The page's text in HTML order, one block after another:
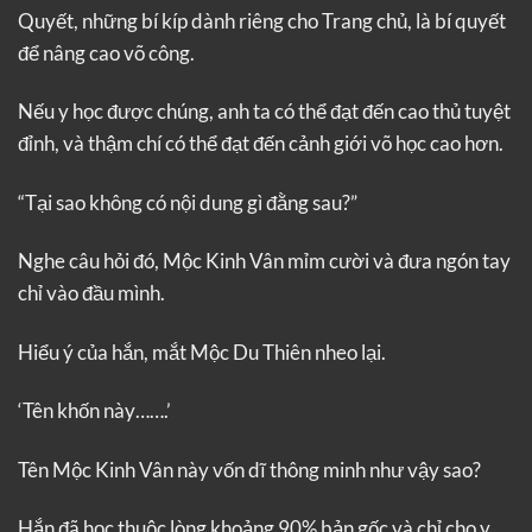
Quyết, những bí kíp dành riêng cho Trang chủ, là bí quyết
để nâng cao võ công.
Nếu y học được chúng, anh ta có thể đạt đến cao thủ tuyệt
đỉnh, và thậm chí có thể đạt đến cảnh giới võ học cao hơn.
“Tại sao không có nội dung gì đằng sau?”
Nghe câu hỏi đó, Mộc Kinh Vân mỉm cười và đưa ngón tay
chỉ vào đầu mình.
Hiểu ý của hắn, mắt Mộc Du Thiên nheo lại.
‘Tên khốn này…….’
Tên Mộc Kinh Vân này vốn dĩ thông minh như vậy sao?